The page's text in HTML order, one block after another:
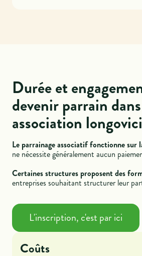
Durée et
devenir parrain
association
Le parrainage associatif fonctionne sur
ne nécessite généralement aucun
Certaines structures proposent des
entreprises souhaitant structurer leur
L'inscription, c'est par ici
Coûts